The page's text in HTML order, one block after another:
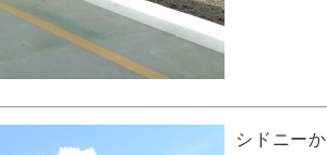
シドニー